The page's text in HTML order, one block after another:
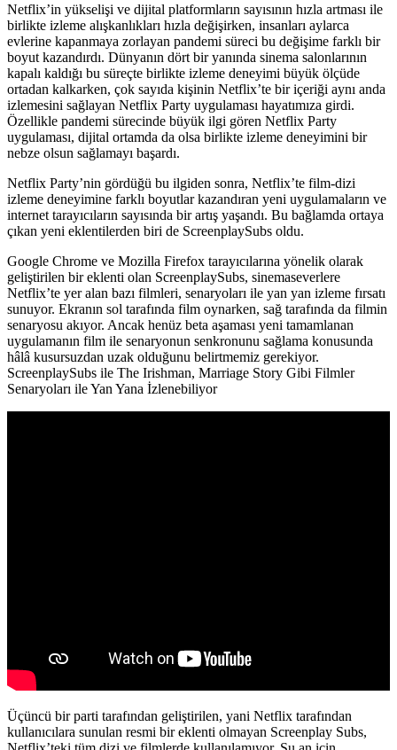
Netflix’in yükselişi ve dijital platformların sayısının hızla artması ile
birlikte izleme alışkanlıkları hızla değişirken, insanları aylarca
evlerine kapanmaya zorlayan pandemi süreci bu değişime farklı bir
boyut kazandırdı. Dünyanın dört bir yanında sinema salonlarının
kapalı kaldığı bu süreçte birlikte izleme deneyimi büyük ölçüde
ortadan kalkarken, çok sayıda kişinin Netflix’te bir içeriği aynı anda
izlemesini sağlayan Netflix Party uygulaması hayatımıza girdi.
Özellikle pandemi sürecinde büyük ilgi gören Netflix Party
uygulaması, dijital ortamda da olsa birlikte izleme deneyimini bir
nebze olsun sağlamayı başardı.
Netflix Party’nin gördüğü bu ilgiden sonra, Netflix’te film-dizi
izleme deneyimine farklı boyutlar kazandıran yeni uygulamaların ve
internet tarayıcıların sayısında bir artış yaşandı. Bu bağlamda ortaya
çıkan yeni eklentilerden biri de ScreenplaySubs oldu.
Google Chrome ve Mozilla Firefox tarayıcılarına yönelik olarak
geliştirilen bir eklenti olan ScreenplaySubs, sinemaseverlere
Netflix’te yer alan bazı filmleri, senaryoları ile yan yan izleme fırsatı
sunuyor. Ekranın sol tarafında film oynarken, sağ tarafında da filmin
senaryosu akıyor. Ancak henüz beta aşaması yeni tamamlanan
uygulamanın film ile senaryonun senkronunu sağlama konusunda
hâlâ kusursuzdan uzak olduğunu belirtmemiz gerekiyor.
ScreenplaySubs ile The Irishman, Marriage Story Gibi Filmler
Senaryoları ile Yan Yana İzlenebiliyor
Üçüncü bir parti tarafından geliştirilen, yani Netflix tarafından
kullanıcılara sunulan resmi bir eklenti olmayan Screenplay Subs,